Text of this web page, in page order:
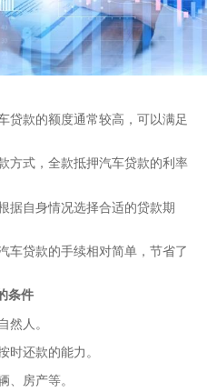
贷款的额度通常较高，可以满足
方式，全款抵押汽车贷款的利率
据自身情况选择合适的贷款期
车贷款的手续相对简单，节省了
条件
然人。
时还款的能力。
、房产等。